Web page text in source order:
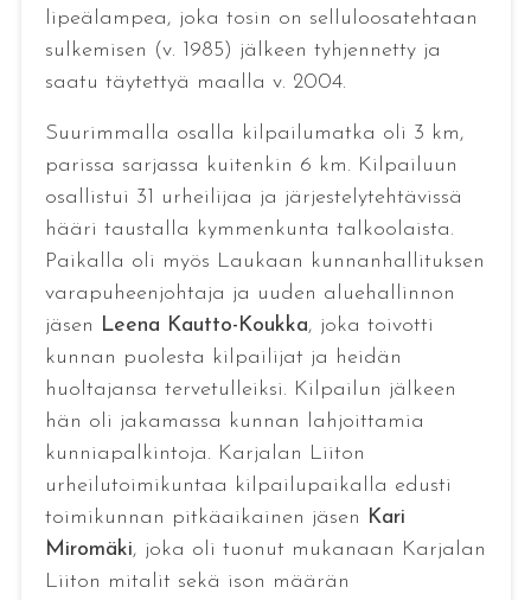
lipeälampea, joka tosin on selluloosatehtaan
sulkemisen (v. 1985) jälkeen tyhjennetty ja
saatu täytettyä maalla v. 2004.
Suurimmalla osalla kilpailumatka oli 3 km,
parissa sarjassa kuitenkin 6 km. Kilpailuun
osallistui 31 urheilijaa ja järjestelytehtävissä
hääri taustalla kymmenkunta talkoolaista.
Paikalla oli myös Laukaan kunnanhallituksen
varapuheenjohtaja ja uuden aluehallinnon
jäsen Leena Kautto-Koukka, joka toivotti
kunnan puolesta kilpailijat ja heidän
huoltajansa tervetulleiksi. Kilpailun jälkeen
hän oli jakamassa kunnan lahjoittamia
kunniapalkintoja. Karjalan Liiton
urheilutoimikuntaa kilpailupaikalla edusti
toimikunnan pitkäaikainen jäsen Kari
Miromäki, joka oli tuonut mukanaan Karjalan
Liiton mitalit sekä ison määrän